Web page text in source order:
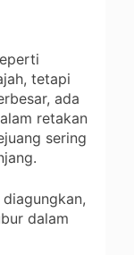
tetapi
ada
retakan
sering
dalam